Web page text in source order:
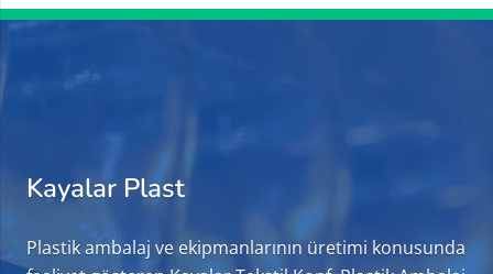
Kayalar Plast
Plastik ambalaj ve ekipmanlarının üretimi konusunda